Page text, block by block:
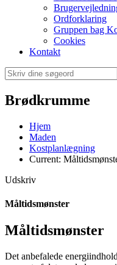
Ordforklaring
Gruppen bag
Cookies
Kontakt
Brødkrumme
Hjem
Maden
Kostplanlægning
Current:
Udskriv
Måltidsmønster
Måltidsmønster
Det anbefalede